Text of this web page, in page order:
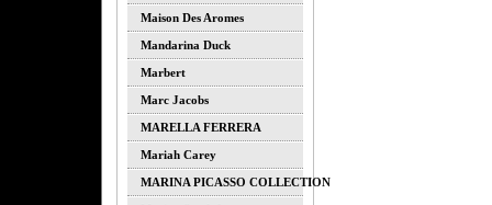
Maison Des Aromes
Mandarina Duck
Marbert
Marc Jacobs
MARELLA FERRERA
Mariah Carey
MARINA PICASSO COLLECTION